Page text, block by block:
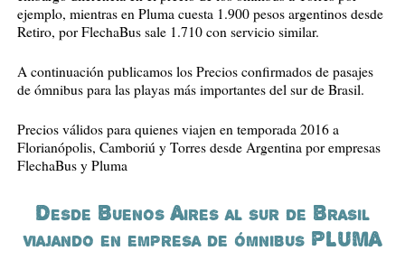
ejemplo, mientras en Pluma cuesta 1.900 pesos argentinos desde
Retiro, por FlechaBus sale 1.710 con servicio similar.
A continuación publicamos los Precios confirmados de pasajes
de ómnibus para las playas más importantes del sur de Brasil.
Precios válidos para quienes viajen en temporada 2016 a
Florianópolis, Camboriú y Torres desde Argentina por empresas
FlechaBus y Pluma
Desde Buenos Aires al sur de Brasil
viajando en empresa de ómnibus PLUMA